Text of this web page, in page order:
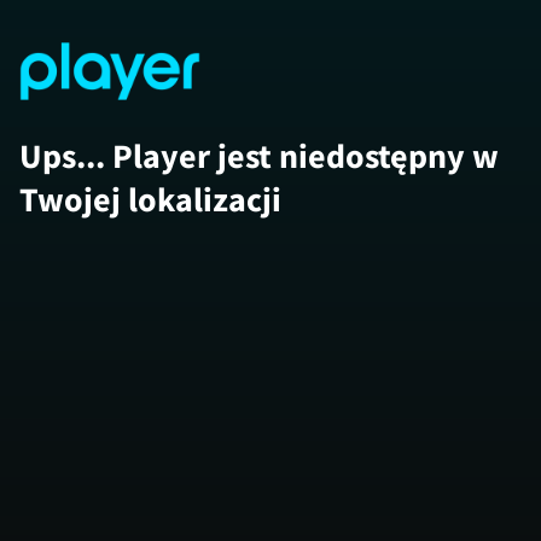
Ups... Player jest niedostępny w
Twojej lokalizacji